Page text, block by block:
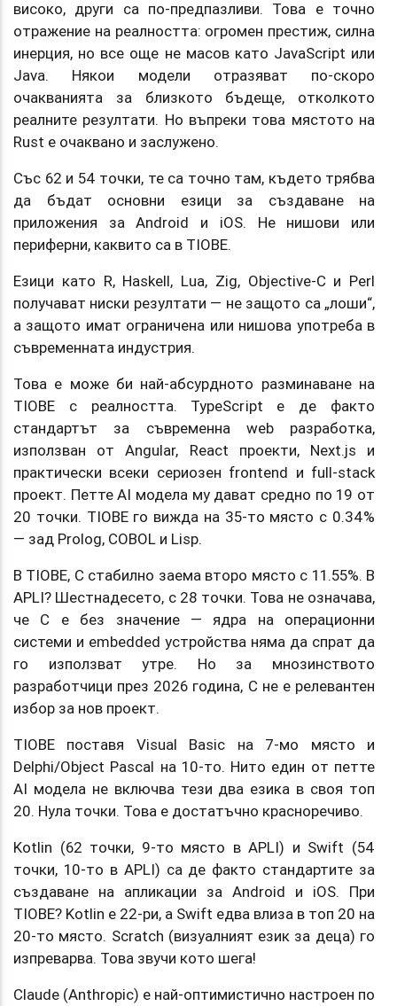
високо, други са по-предпазливи. Това е точно
отражение на реалността: огромен престиж, силна
инерция, но все още не масов като JavaScript или
Java. Някои модели отразяват по-скоро
очакванията за близкото бъдеще, отколкото
реалните резултати. Но въпреки това мястото на
Rust е очаквано и заслужено.
Със 62 и 54 точки, те са точно там, където трябва
да бъдат основни езици за създаване на
приложения за Android и iOS. Не нишови или
периферни, каквито са в TIOBE.
Езици като R, Haskell, Lua, Zig, Objective-C и Perl
получават ниски резултати — не защото са „лоши“,
а защото имат ограничена или нишова употреба в
съвременната индустрия.
Това е може би най-абсурдното разминаване на
TIOBE с реалността. TypeScript е де факто
стандартът за съвременна web разработка,
използван от Angular, React проекти, Next.js и
практически всеки сериозен frontend и full-stack
проект. Петте AI модела му дават средно по 19 от
20 точки. TIOBE го вижда на 35-то място с 0.34%
— зад Prolog, COBOL и Lisp.
В TIOBE, C стабилно заема второ място с 11.55%. В
APLI? Шестнадесето, с 28 точки. Това не означава,
че C е без значение — ядра на операционни
системи и embedded устройства няма да спрат да
го използват утре. Но за мнозинството
разработчици през 2026 година, C не е релевантен
избор за нов проект.
TIOBE поставя Visual Basic на 7-мо място и
Delphi/Object Pascal на 10-то. Нито един от петте
AI модела не включва тези два езика в своя топ
20. Нула точки. Това е достатъчно красноречиво.
Kotlin (62 точки, 9-то място в APLI) и Swift (54
точки, 10-то в APLI) са де факто стандартите за
създаване на апликации за Android и iOS. При
TIOBE? Kotlin е 22-ри, а Swift едва влиза в топ 20 на
20-то място. Scratch (визуалният език за деца) го
изпреварва. Това звучи кото шега!
Claude (Anthropic) е най-оптимистично настроен по